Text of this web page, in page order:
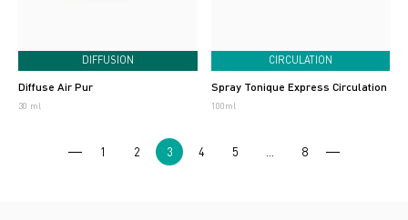
DIFFUSION
Diffuse Air Pur
30 ml
CIRCULATION
Spray Tonique Express Circulation
100ml
1 2 3 4 5 8